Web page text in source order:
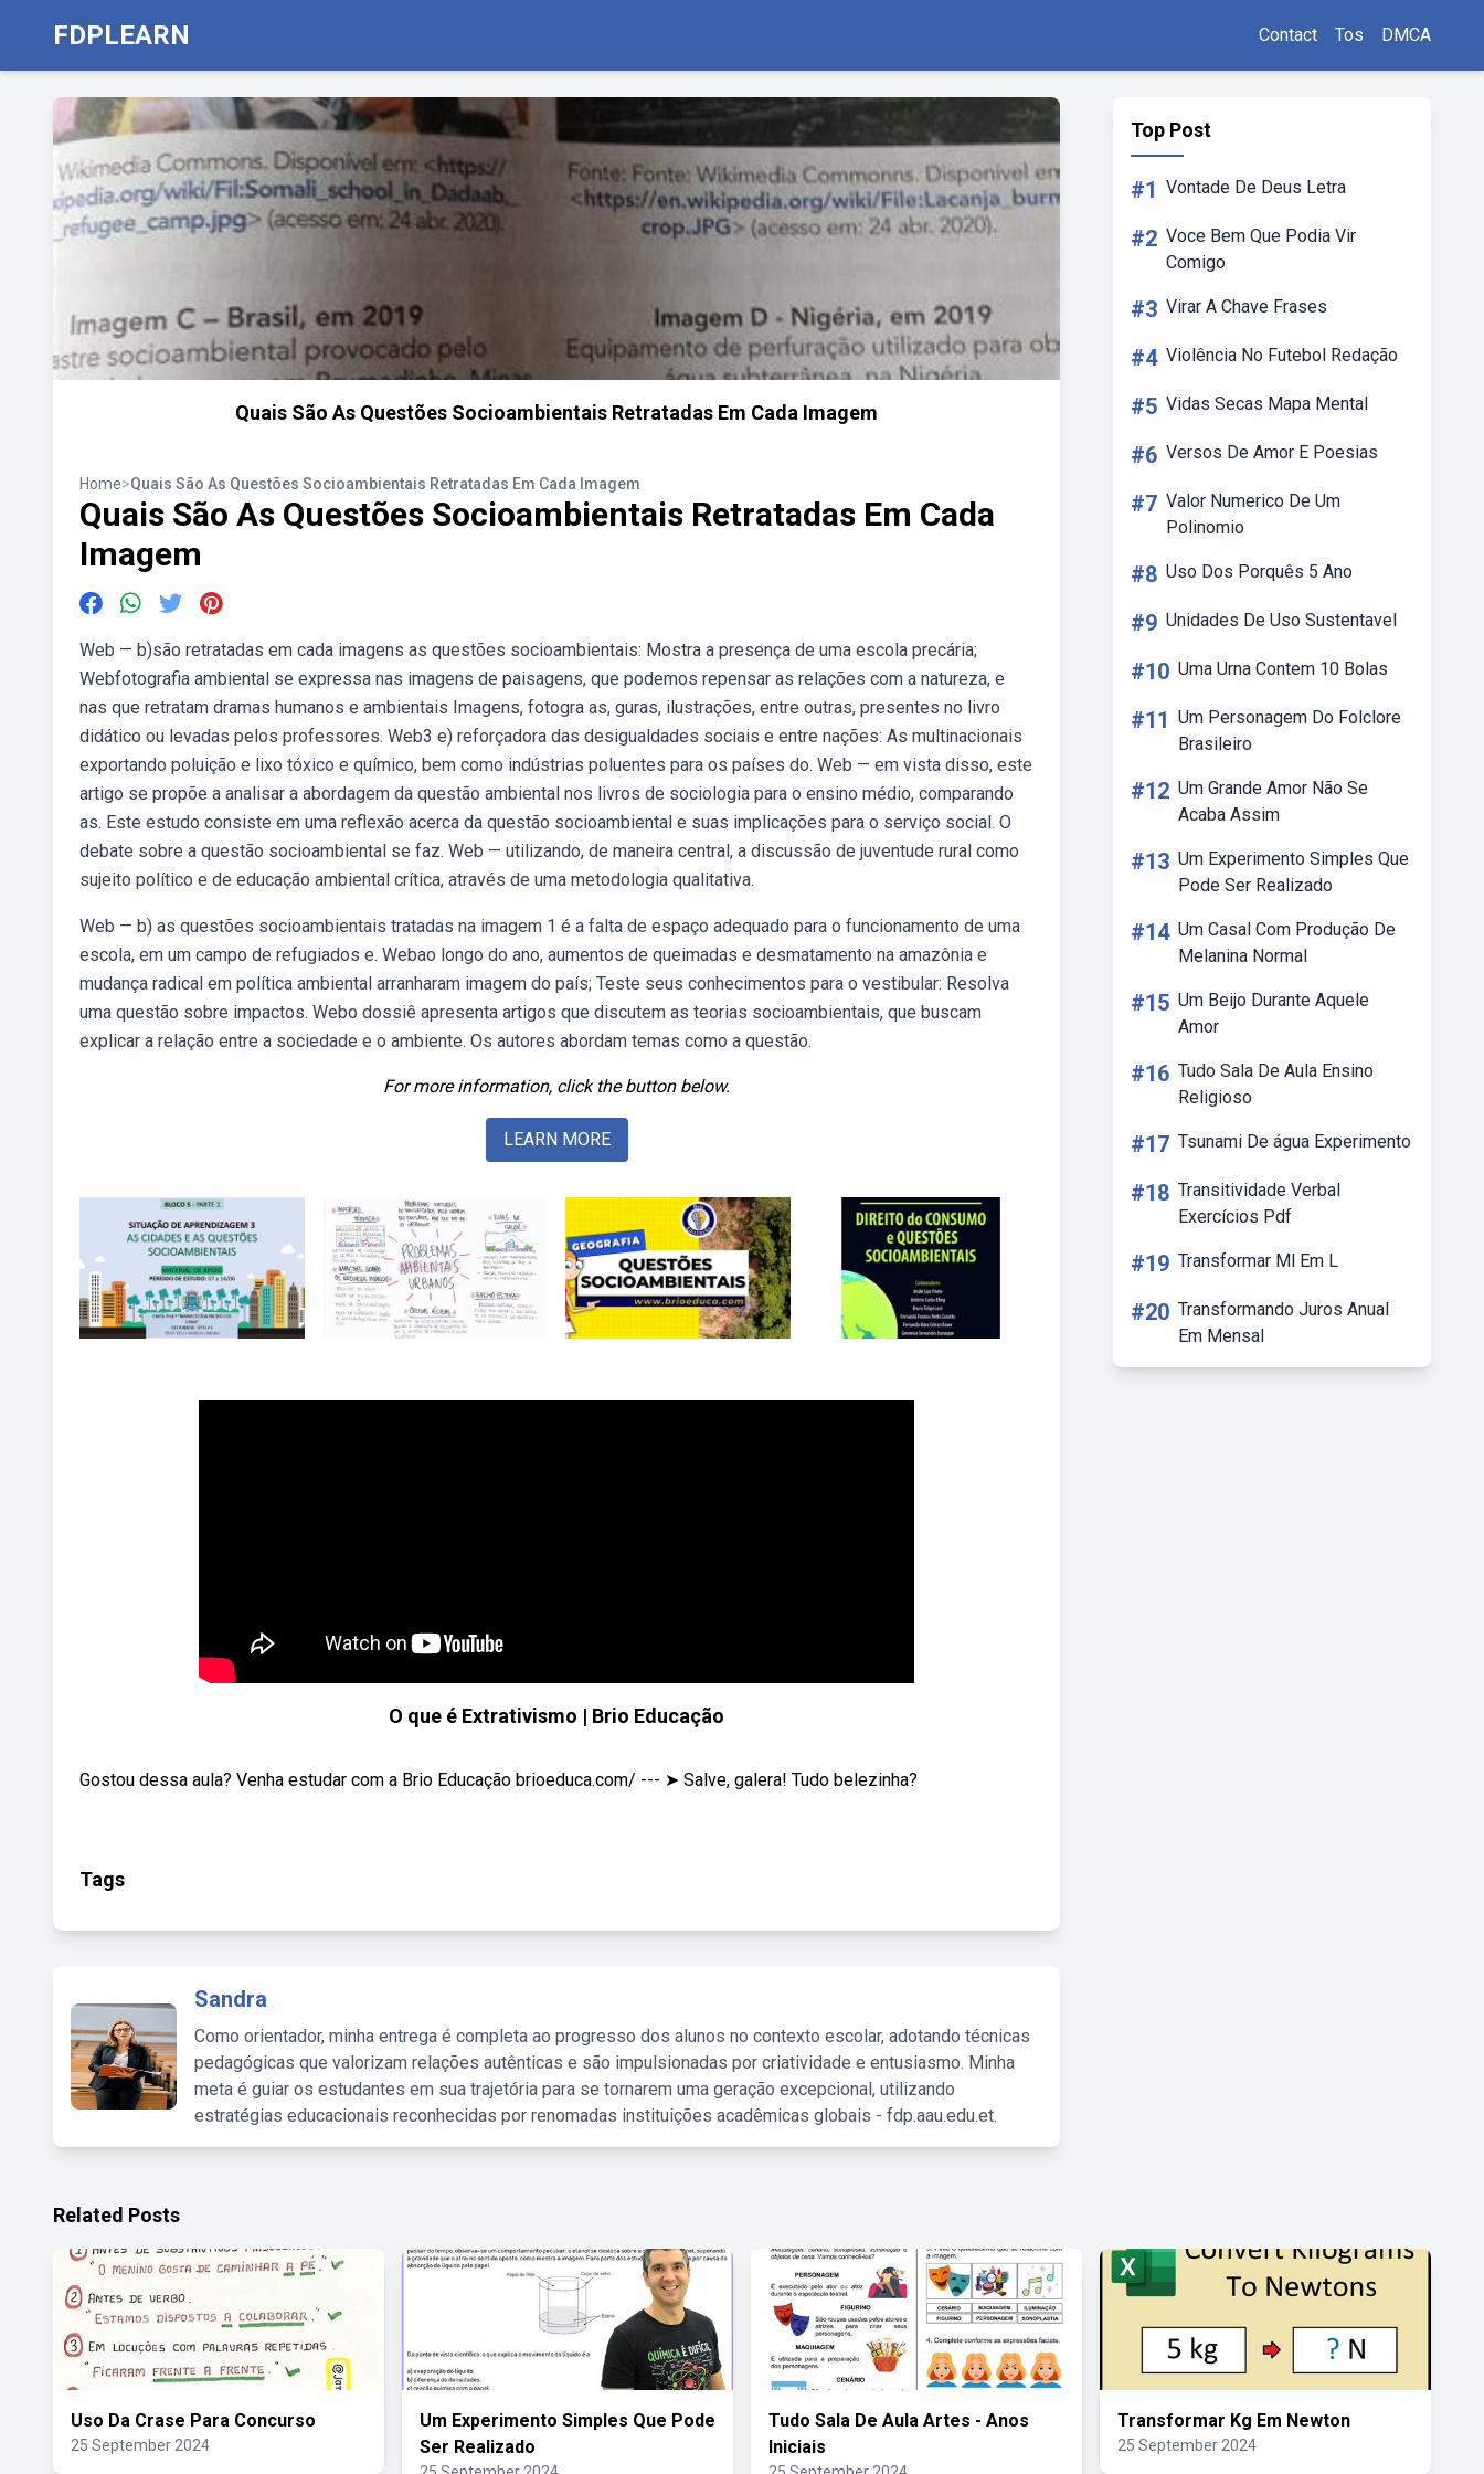
FDPLEARN Contact Tos DMCA
Quais São As Questões Socioambientais Retratadas Em Cada Imagem
Home>Quais São As Questões Socioambientais Retratadas Em Cada Imagem
Quais São As Questões Socioambientais Retratadas Em Cada
Imagem
Web — b)são retratadas em cada imagens as questões socioambientais: Mostra a presença de uma escola precária;
Webfotografia ambiental se expressa nas imagens de paisagens, que podemos repensar as relações com a natureza, e
nas que retratam dramas humanos e ambientais Imagens, fotogra as, guras, ilustrações, entre outras, presentes no livro
didático ou levadas pelos professores. Web3 e) reforçadora das desigualdades sociais e entre nações: As multinacionais
exportando poluição e lixo tóxico e químico, bem como indústrias poluentes para os países do. Web — em vista disso, este
artigo se propõe a analisar a abordagem da questão ambiental nos livros de sociologia para o ensino médio, comparando
as. Este estudo consiste em uma reflexão acerca da questão socioambiental e suas implicações para o serviço social. O
debate sobre a questão socioambiental se faz. Web — utilizando, de maneira central, a discussão de juventude rural como
sujeito político e de educação ambiental crítica, através de uma metodologia qualitativa.
Web — b) as questões socioambientais tratadas na imagem 1 é a falta de espaço adequado para o funcionamento de uma
escola, em um campo de refugiados e. Webao longo do ano, aumentos de queimadas e desmatamento na amazônia e
mudança radical em política ambiental arranharam imagem do país; Teste seus conhecimentos para o vestibular: Resolva
uma questão sobre impactos. Webo dossiê apresenta artigos que discutem as teorias socioambientais, que buscam
explicar a relação entre a sociedade e o ambiente. Os autores abordam temas como a questão.
For more information, click the button below.
LEARN MORE
O que é Extrativismo | Brio Educação
Gostou dessa aula? Venha estudar com a Brio Educação brioeduca.com/ --- ➤ Salve, galera! Tudo belezinha?
Tags
Sandra
Como orientador, minha entrega é completa ao progresso dos alunos no contexto escolar, adotando técnicas
pedagógicas que valorizam relações autênticas e são impulsionadas por criatividade e entusiasmo. Minha
meta é guiar os estudantes em sua trajetória para se tornarem uma geração excepcional, utilizando
estratégias educacionais reconhecidas por renomadas instituições acadêmicas globais - fdp.aau.edu.et.
Top Post
#1 Vontade De Deus Letra
#2 Voce Bem Que Podia Vir
Comigo
#3 Virar A Chave Frases
#4 Violência No Futebol Redação
#5 Vidas Secas Mapa Mental
#6 Versos De Amor E Poesias
#7 Valor Numerico De Um
Polinomio
#8 Uso Dos Porquês 5 Ano
#9 Unidades De Uso Sustentavel
#10 Uma Urna Contem 10 Bolas
#11 Um Personagem Do Folclore
Brasileiro
#12 Um Grande Amor Não Se
Acaba Assim
#13 Um Experimento Simples Que
Pode Ser Realizado
#14 Um Casal Com Produção De
Melanina Normal
#15 Um Beijo Durante Aquele
Amor
#16 Tudo Sala De Aula Ensino
Religioso
#17 Tsunami De água Experimento
#18 Transitividade Verbal
Exercícios Pdf
#19 Transformar Ml Em L
#20 Transformando Juros Anual
Em Mensal
Related Posts
Uso Da Crase Para Concurso
25 September 2024
Um Experimento Simples Que Pode
Ser Realizado
Tudo Sala De Aula Artes - Anos
Iniciais
Transformar Kg Em Newton
25 September 2024